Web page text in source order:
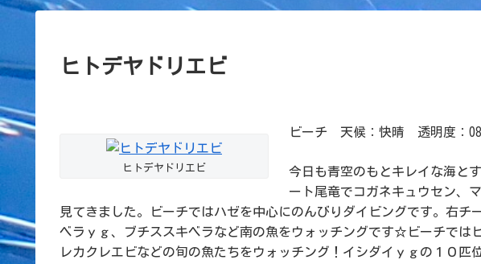
ヒトデヤドリエビ
ヒトデヤドリエビ
ビーチ 天候：快晴 透明度：
今日も青空のもとキレイな海と
ート尾竜でコガネキュウセン、
見てきました。ビーチではハゼを中心にのんびりダイビングです。右チ
ベラｙｇ、ブチススキベラなど南の魚をウォッチングです☆ビーチでは
レカクレエビなどの旬の魚たちをウォッチング！イシダイｙｇの１０匹